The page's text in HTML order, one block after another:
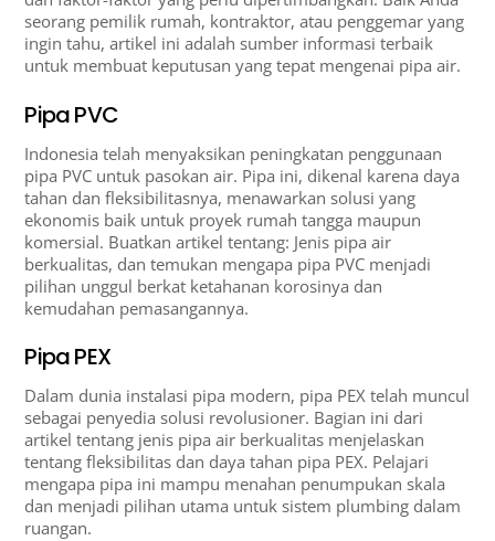
seorang pemilik rumah, kontraktor, atau penggemar yang
ingin tahu, artikel ini adalah sumber informasi terbaik
untuk membuat keputusan yang tepat mengenai pipa air.
Pipa PVC
Indonesia telah menyaksikan peningkatan penggunaan
pipa PVC untuk pasokan air. Pipa ini, dikenal karena daya
tahan dan fleksibilitasnya, menawarkan solusi yang
ekonomis baik untuk proyek rumah tangga maupun
komersial. Buatkan artikel tentang: Jenis pipa air
berkualitas, dan temukan mengapa pipa PVC menjadi
pilihan unggul berkat ketahanan korosinya dan
kemudahan pemasangannya.
Pipa PEX
Dalam dunia instalasi pipa modern, pipa PEX telah muncul
sebagai penyedia solusi revolusioner. Bagian ini dari
artikel tentang jenis pipa air berkualitas menjelaskan
tentang fleksibilitas dan daya tahan pipa PEX. Pelajari
mengapa pipa ini mampu menahan penumpukan skala
dan menjadi pilihan utama untuk sistem plumbing dalam
ruangan.